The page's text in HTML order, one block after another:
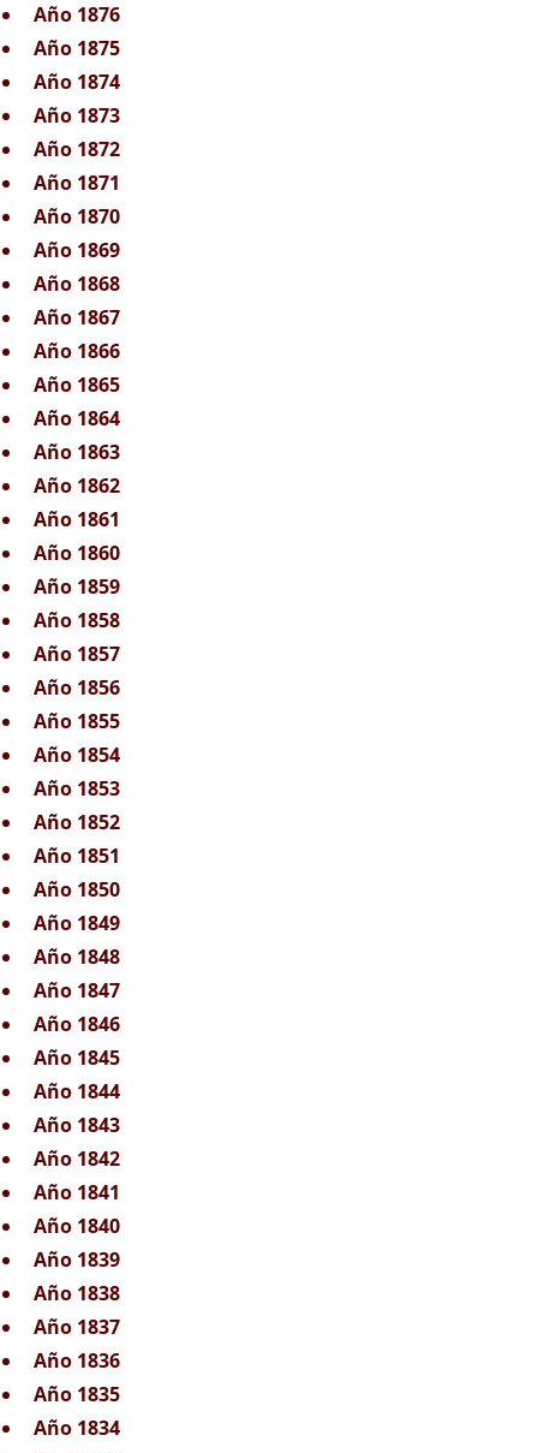
Año 1876
Año 1875
Año 1874
Año 1873
Año 1872
Año 1871
Año 1870
Año 1869
Año 1868
Año 1867
Año 1866
Año 1865
Año 1864
Año 1863
Año 1862
Año 1861
Año 1860
Año 1859
Año 1858
Año 1857
Año 1856
Año 1855
Año 1854
Año 1853
Año 1852
Año 1851
Año 1850
Año 1849
Año 1848
Año 1847
Año 1846
Año 1845
Año 1844
Año 1843
Año 1842
Año 1841
Año 1840
Año 1839
Año 1838
Año 1837
Año 1836
Año 1835
Año 1834